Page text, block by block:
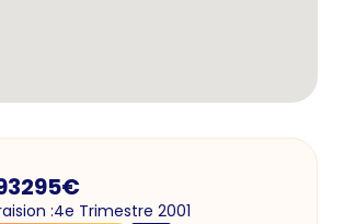
€
:4e Trimestre 2001